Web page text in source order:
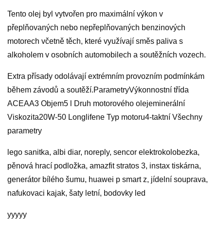
Tento olej byl vytvořen pro maximální výkon v
přeplňovaných nebo nepřeplňovaných benzinových
motorech včetně těch, které využívají směs paliva s
alkoholem v osobních automobilech a soutěžních vozech.
Extra přísady odolávají extrémním provozním podmínkám
během závodů a soutěží.ParametryVýkonnostní třída
ACEAA3 Objem5 l Druh motorového olejeminerální
Viskozita20W-50 Longlifene Typ motoru4-taktní Všechny
parametry
lego sanitka, albi diar, noreply, sencor elektrokolobezka,
pěnová hrací podložka, amazfit stratos 3, instax tiskárna,
generátor bílého šumu, huawei p smart z, jídelní souprava,
nafukovaci kajak, šaty letní, bodovky led
yyyyy